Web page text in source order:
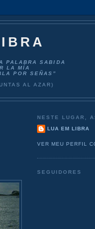
PALABRA SABIDA
LA MÍA
POR SEÑAS”
AL AZAR)
NESTE LUGAR,
LUA EM LIBRA
VER MEU PERFIL
SEGUIDORES